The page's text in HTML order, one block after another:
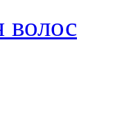
волос